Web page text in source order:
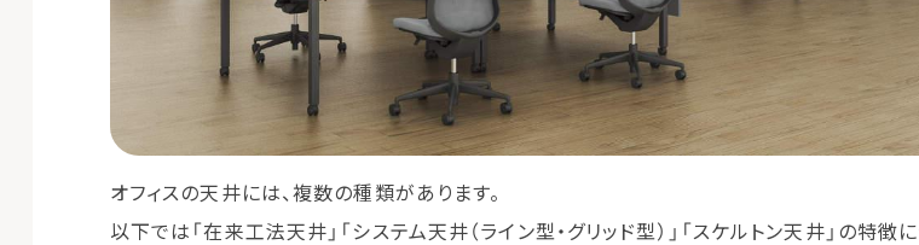
オフィスの天井には、複数の種類があります。
以下では「在来工法天井」「システム天井（ライン型・グリッド型）」「スケルトン天井」の特徴